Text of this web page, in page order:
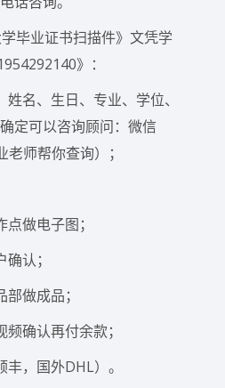
毕业证书扫描件》文凭学
》：
名、生日、专业、学位、
定可以咨询顾问：微信
师帮你查询）；
做电子图；
认；
做成品；
确认再付余款；
，国外DHL）。